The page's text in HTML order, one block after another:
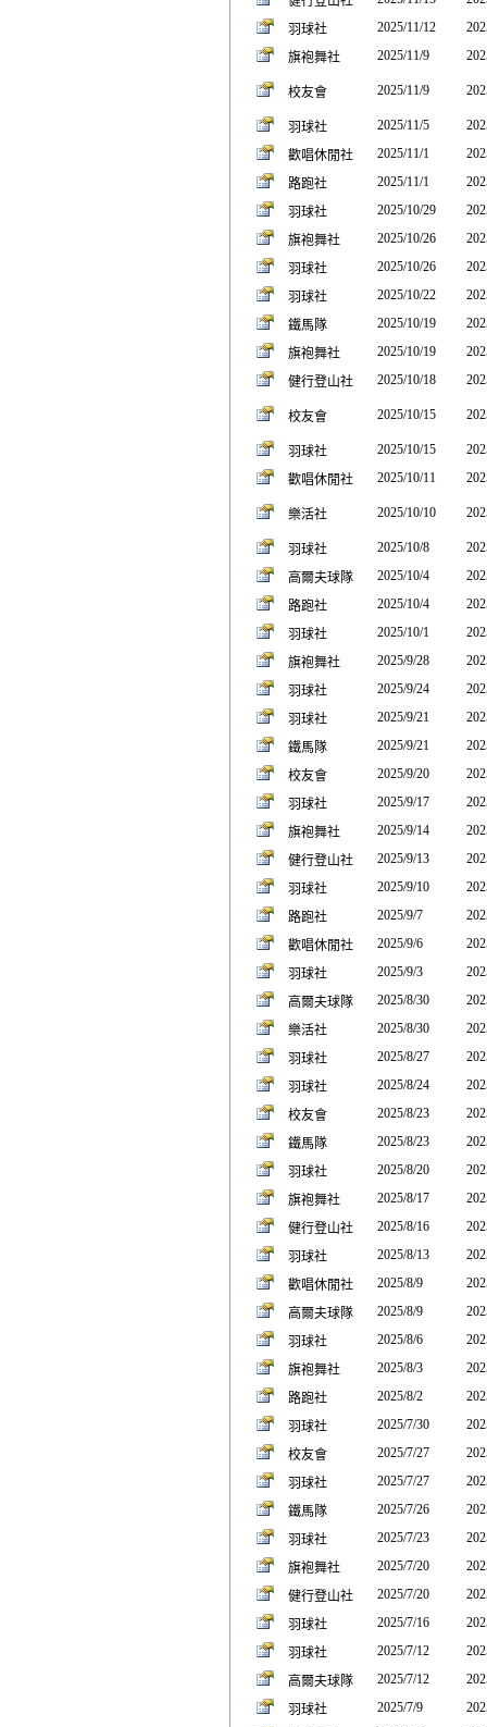
羽球社
2025/11/12
旗袍舞社
2025/11/9
校友會 2025/11/9
羽球社 2025/11/5
歡唱休閒社
2025/11/1
路跑社
2025/11/1
羽球社
2025/10/29
旗袍舞社
2025/10/26
羽球社
2025/10/26
羽球社
2025/10/22
鐵馬隊
2025/10/19
旗袍舞社
2025/10/19
健行登山社
2025/10/18
校友會 2025/10/15
羽球社 2025/10/15
歡唱休閒社
2025/10/11
樂活社 2025/10/10
羽球社 2025/10/8
高爾夫球隊
2025/10/4
路跑社
2025/10/4
羽球社
2025/10/1
旗袍舞社
2025/9/28
羽球社
2025/9/24
羽球社
2025/9/21
鐵馬隊
2025/9/21
校友會
2025/9/20
羽球社
2025/9/17
旗袍舞社
2025/9/14
健行登山社
2025/9/13
羽球社
2025/9/10
路跑社
2025/9/7
歡唱休閒社
2025/9/6
羽球社
2025/9/3
高爾夫球隊
2025/8/30
樂活社
2025/8/30
羽球社
2025/8/27
羽球社
2025/8/24
校友會
2025/8/23
鐵馬隊
2025/8/23
羽球社
2025/8/20
旗袍舞社
2025/8/17
健行登山社
2025/8/16
羽球社
2025/8/13
歡唱休閒社
2025/8/9
高爾夫球隊
2025/8/9
羽球社
2025/8/6
旗袍舞社
2025/8/3
路跑社
2025/8/2
羽球社
2025/7/30
校友會
2025/7/27
羽球社
2025/7/27
鐵馬隊
2025/7/26
羽球社
2025/7/23
旗袍舞社
2025/7/20
健行登山社
2025/7/20
羽球社
2025/7/16
羽球社
2025/7/12
高爾夫球隊
2025/7/12
羽球社
2025/7/9